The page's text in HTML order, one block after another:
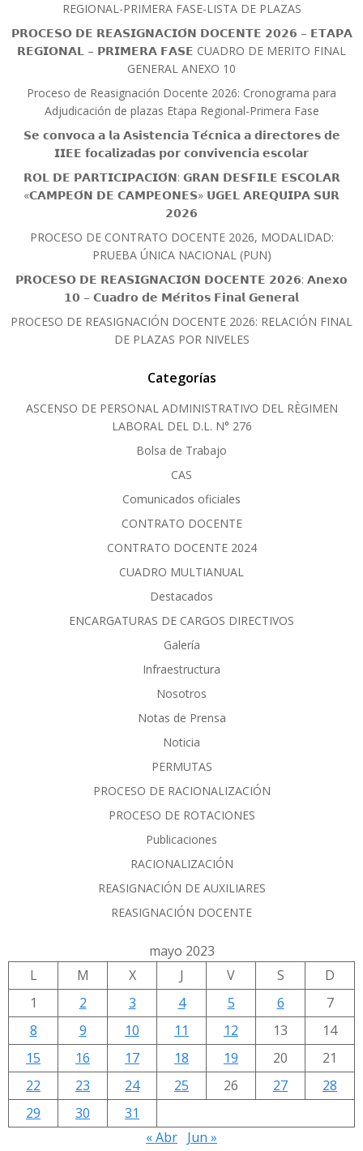
REGIONAL-PRIMERA FASE-LISTA DE PLAZAS
𝗣𝗥𝗢𝗖𝗘𝗦𝗢 𝗗𝗘 𝗥𝗘𝗔𝗦𝗜𝗚𝗡𝗔𝗖𝗜𝗢́𝗡 𝗗𝗢𝗖𝗘𝗡𝗧𝗘 𝟮𝟬𝟮𝟲 – 𝗘𝗧𝗔𝗣𝗔
𝗥𝗘𝗚𝗜𝗢𝗡𝗔𝗟 – 𝗣𝗥𝗜𝗠𝗘𝗥𝗔 𝗙𝗔𝗦𝗘 CUADRO DE MERITO FINAL
GENERAL ANEXO 10
Proceso de Reasignación Docente 2026: Cronograma para
Adjudicación de plazas Etapa Regional-Primera Fase
𝗦𝗲 𝗰𝗼𝗻𝘃𝗼𝗰𝗮 𝗮 𝗹𝗮 𝗔𝘀𝗶𝘀𝘁𝗲𝗻𝗰𝗶𝗮 𝗧𝗲́𝗰𝗻𝗶𝗰𝗮 𝗮 𝗱𝗶𝗿𝗲𝗰𝘁𝗼𝗿𝗲𝘀 𝗱𝗲
𝗜𝗜𝗘𝗘 𝗳𝗼𝗰𝗮𝗹𝗶𝘇𝗮𝗱𝗮𝘀 𝗽𝗼𝗿 𝗰𝗼𝗻𝘃𝗶𝘃𝗲𝗻𝗰𝗶𝗮 𝗲𝘀𝗰𝗼𝗹𝗮𝗿
𝗥𝗢𝗟 𝗗𝗘 𝗣𝗔𝗥𝗧𝗜𝗖𝗜𝗣𝗔𝗖𝗜𝗢́𝗡: 𝗚𝗥𝗔𝗡 𝗗𝗘𝗦𝗙𝗜𝗟𝗘 𝗘𝗦𝗖𝗢𝗟𝗔𝗥
«𝗖𝗔𝗠𝗣𝗘𝗢́𝗡 𝗗𝗘 𝗖𝗔𝗠𝗣𝗘𝗢𝗡𝗘𝗦» 𝗨𝗚𝗘𝗟 𝗔𝗥𝗘𝗤𝗨𝗜𝗣𝗔 𝗦𝗨𝗥
𝟮𝟬𝟮𝟲
PROCESO DE CONTRATO DOCENTE 2026, MODALIDAD:
PRUEBA ÚNICA NACIONAL (PUN)
𝗣𝗥𝗢𝗖𝗘𝗦𝗢 𝗗𝗘 𝗥𝗘𝗔𝗦𝗜𝗚𝗡𝗔𝗖𝗜𝗢́𝗡 𝗗𝗢𝗖𝗘𝗡𝗧𝗘 𝟮𝟬𝟮𝟲: 𝗔𝗻𝗲𝘅𝗼
𝟭𝟬 – 𝗖𝘂𝗮𝗱𝗿𝗼 𝗱𝗲 𝗠𝗲́𝗿𝗶𝘁𝗼𝘀 𝗙𝗶𝗻𝗮𝗹 𝗚𝗲𝗻𝗲𝗿𝗮𝗹
PROCESO DE REASIGNACIÓN DOCENTE 2026: RELACIÓN FINAL
DE PLAZAS POR NIVELES
Categorías
ASCENSO DE PERSONAL ADMINISTRATIVO DEL RÈGIMEN
LABORAL DEL D.L. N° 276
Bolsa de Trabajo
CAS
Comunicados oficiales
CONTRATO DOCENTE
CONTRATO DOCENTE 2024
CUADRO MULTIANUAL
Destacados
ENCARGATURAS DE CARGOS DIRECTIVOS
Galería
Infraestructura
Nosotros
Notas de Prensa
Noticia
PERMUTAS
PROCESO DE RACIONALIZACIÓN
PROCESO DE ROTACIONES
Publicaciones
RACIONALIZACIÓN
REASIGNACIÓN DE AUXILIARES
REASIGNACIÓN DOCENTE
mayo 2023
L
M X J V S
D
1
2 3 4 5 6
7
8
9 10 11 12 13
14
15
16 17 18 19 20
21
22
23 24 25 26 27
28
29
30
31
« Abr Jun »